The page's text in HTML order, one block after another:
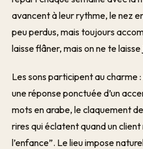
avancent à leur rythme, le nez
peu perdus, mais toujours
laisse flâner, mais on ne te laisse
Les sons participent au charme
une réponse ponctuée d’un
mots en arabe, le claquement
rires qui éclatent quand un client
l’enfance”. Le lieu impose